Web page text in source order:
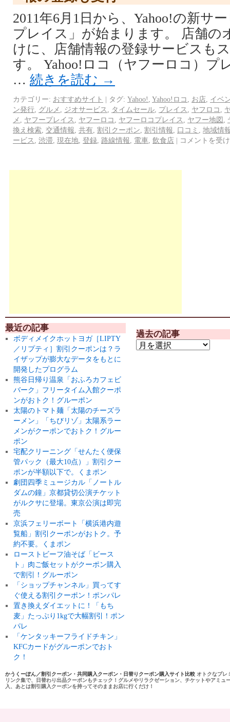
2011年6月1日から、Yahoo!の新サ
プレイス」が始まります。 店舗の
けに、店舗情報の登録サービスも
す。 Yahoo!ロコ（ヤフーロコ）プ
… 続きを読む →
カテゴリー: おすすめサイト | タグ: Yahoo! Yahoo!ロコ お店
イベ
ン発行 グルメ ジオサービス タイムセール プレイス ヤフロコ
メ
ヤフープレイス ヤフーロコ ヤフーロコプレイス ヤフー地図
換え検索 交通情報 共有 割引クーポン 割引情報 口コミ
地域情
ービス
渋滞 現在地 登録 路線情報 電車 飲食店 | コメントを受
最近の記事
ボディメイクホットヨガ［LIPTY
／リプティ］割引クーポンは？ラ
イザップが膨大なデータをもとに
開発したプログラム
熊谷日帰り温泉「おふろカフェビ
バーク」フリータイム入館クーポ
ンがおトク！グルーポン
太陽のトマト麺「太陽のチーズラ
ーメン」「ちびリゾ」太陽系ラー
メンがクーポンでおトク！グルー
ポン
宅配クリーニング「せんたく便保
管パック（最大10点）」割引クー
ポンが半額以下で。くまポン
劇団四季ミュージカル「ノートル
ダムの鐘」京都貸切公演チケット
がルクサに登場。東京公演は即完
売
京浜フェリーボート「横浜港内遊
覧船」割引クーポンがおトク。予
約不要。くまポン
ローストビーフ油そば「ビース
ト」肉ご飯セットがクーポン購入
で割引！グルーポン
「ショップチャンネル」買ってす
ぐ使える割引クーポン！ポンパレ
置き換えダイエットに！「もち
麦」たっぷり1kgで大幅割引！ポン
パレ
「ケンタッキーフライドチキン」
KFCカードがグルーポンでおト
ク！
過去の記事
かうくーぽん／割引クーポン・共同購入クーポン・日替りクーポン購入サイト比較 オトクなプレ
リンク集で、日替わり出品クーポンもチェック！グルメやリラクゼーション、チケットやアミ
入、あとは割引購入クーポンを持ってそのままお店に行くだけ！